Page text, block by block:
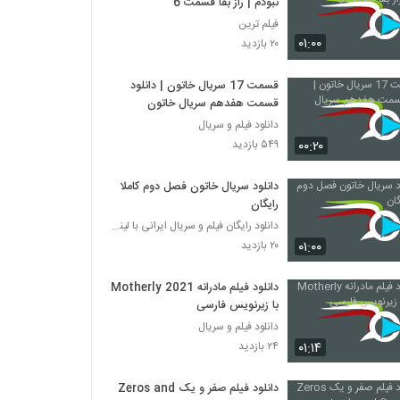
۰۱:۰۰
فیلم ترین
۲۰ بازدید
۰۰:۲۰
قسمت 17 سریال خاتون | دانلود
قسمت هفدهم سریال خاتون
دانلود فیلم و سریال
۵۴۹ بازدید
۰۱:۰۰
دانلود سریال خاتون فصل دوم کاملا
رایگان
دانلود رایگان فیلم و سریال ایرانی با لینک مستقیم
۲۰ بازدید
۰۱:۱۴
دانلود فیلم مادرانه Motherly 2021
با زیرنویس فارسی
دانلود فیلم و سریال
۲۴ بازدید
دانلود فیلم صفر و یک Zeros and